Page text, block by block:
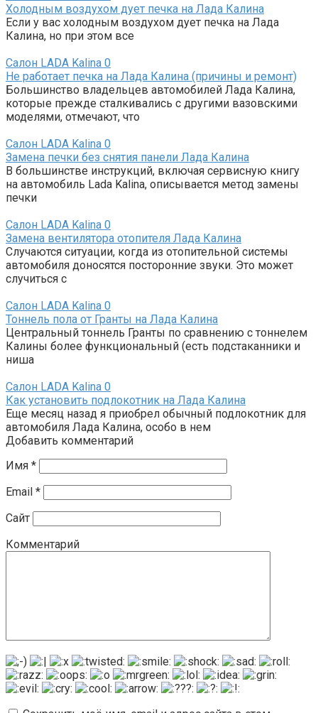
Холодным воздухом дует печка на Лада Калина
Если у вас холодным воздухом дует печка на Лада
Калина, но при этом все
Салон LADA Kalina 0
Не работает печка на Лада Калина (причины и ремонт)
Большинство владельцев автомобилей Лада Калина,
которые прежде сталкивались с другими вазовскими
моделями, отмечают, что
Салон LADA Kalina 0
Замена печки без снятия панели Лада Калина
В большинстве инструкций, включая сервисную книгу
на автомобиль Lada Kalina, описывается метод замены
печки
Салон LADA Kalina 0
Замена вентилятора отопителя Лада Калина
Случаются ситуации, когда из отопительной системы
автомобиля доносятся посторонние звуки. Это может
случиться с
Салон LADA Kalina 0
Тоннель пола от Гранты на Лада Калина
Центральный тоннель Гранты по сравнению с тоннелем
Калины более функциональный (есть подстаканники и
ниша
Салон LADA Kalina 0
Как установить подлокотник на Лада Калина
Еще месяц назад я приобрел обычный подлокотник для
автомобиля Лада Калина, особо в нем
Добавить комментарий
Имя *
Email *
Сайт
Комментарий